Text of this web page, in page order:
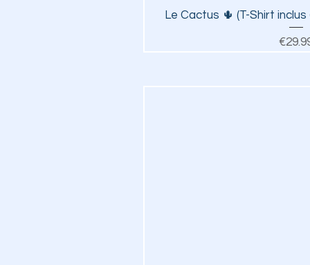
Quick
Le Cactus 🌵 (T-Shirt